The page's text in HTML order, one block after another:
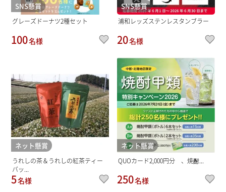
SNS懸賞
グレーズドーナツ2種セット
100名様
SNS懸賞
浦和レッズステンレスタンブラー
20名様
ネット懸賞
うれしの茶＆うれしの紅茶ティー
バッ...
5名様
ネット懸賞
QUOカード2,000円分 、焼酎...
250名様